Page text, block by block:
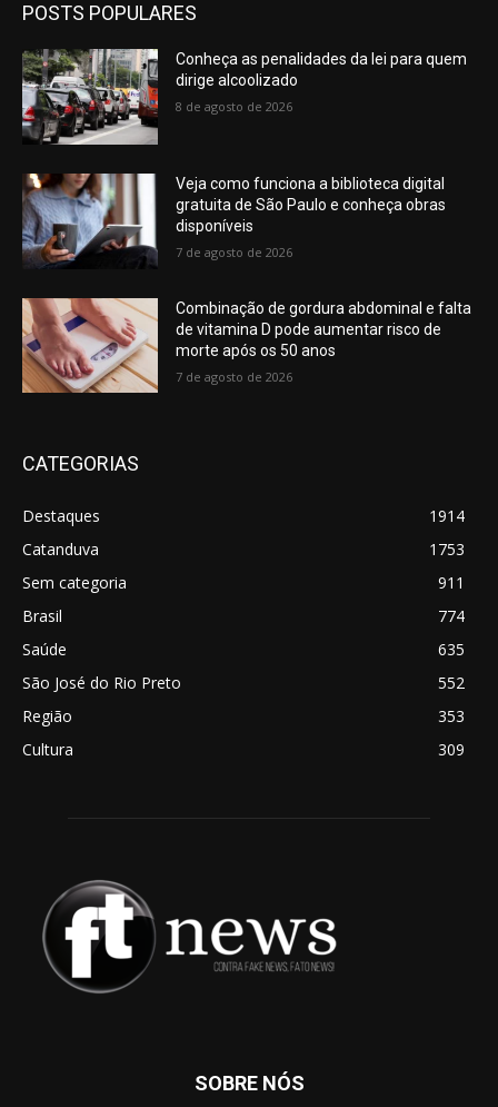
POSTS POPULARES
Conheça as penalidades da lei para quem
dirige alcoolizado
8 de agosto de 2026
Veja como funciona a biblioteca digital
gratuita de São Paulo e conheça obras
disponíveis
7 de agosto de 2026
Combinação de gordura abdominal e falta
de vitamina D pode aumentar risco de
morte após os 50 anos
7 de agosto de 2026
CATEGORIAS
Destaques
1914
Catanduva
1753
Sem categoria
911
Brasil
774
Saúde
635
São José do Rio Preto
552
Região
353
Cultura
309
SOBRE NÓS